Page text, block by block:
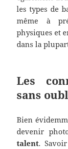
les types de
même à
physiques et
dans la
Les
sans
Bien
devenir
talent.